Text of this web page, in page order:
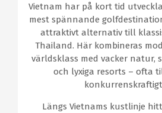
Vietnam har på kort tid
mest spännande
attraktivt alternativ till
Thailand. Här kombineras
världsklass med vacker natur,
och lyxiga resorts – ofta
Längs Vietnams kustlinje